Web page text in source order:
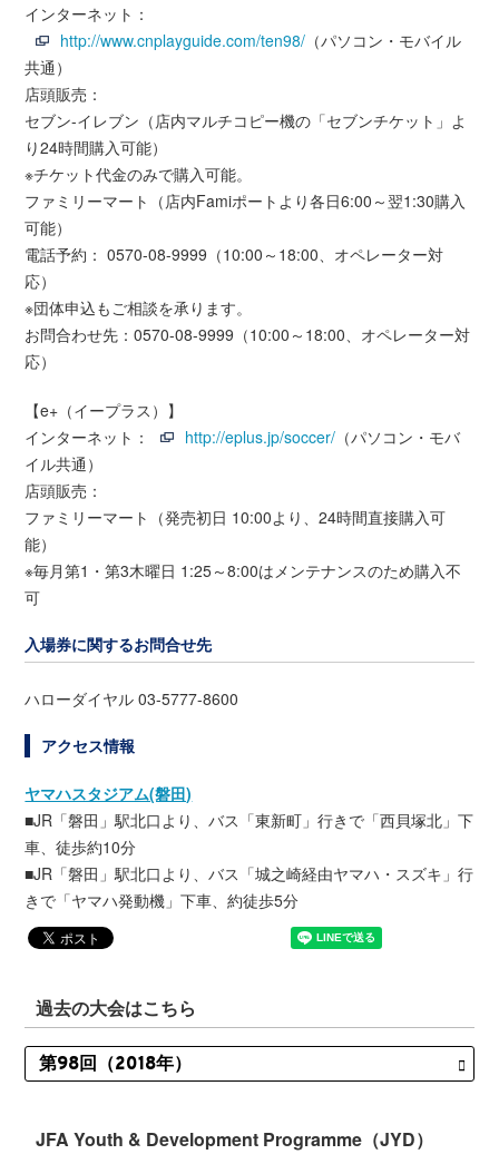
インターネット：
http://www.cnplayguide.com/ten98/ （パソコン・モバイル
共通）
店頭販売：
セブン-イレブン（店内マルチコピー機の「セブンチケット」よ
り24時間購入可能）
※チケット代金のみで購入可能。
ファミリーマート（店内Famiポートより各日6:00～翌1:30購入
可能）
電話予約： 0570-08-9999（10:00～18:00、オペレーター対
応）
※団体申込もご相談を承ります。
お問合わせ先：0570-08-9999（10:00～18:00、オペレーター対
応）
【e+（イープラス）】
インターネット：
http://eplus.jp/soccer/ （パソコン・モバ
イル共通）
店頭販売：
ファミリーマート（発売初日 10:00より、24時間直接購入可
能）
※毎月第1・第3木曜日 1:25～8:00はメンテナンスのため購入不
可
入場券に関するお問合せ先
ハローダイヤル 03-5777-8600
アクセス情報
ヤマハスタジアム(磐田)
■JR「磐田」駅北口より、バス「東新町」行きで「西貝塚北」下
車、徒歩約10分
■JR「磐田」駅北口より、バス「城之崎経由ヤマハ・スズキ」行
きで「ヤマハ発動機」下車、約徒歩5分
過去の大会はこちら
JFA Youth & Development Programme（JYD）